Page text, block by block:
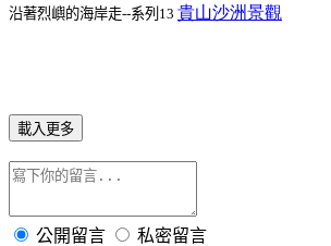
沿著烈嶼的海岸走--系列 13 貴山沙洲景觀
載入更多
公開留言 私密留言